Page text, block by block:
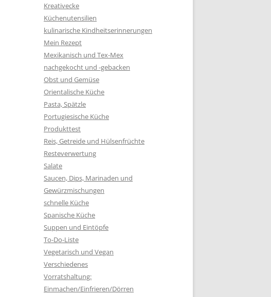
Kreativecke
Küchenutensilien
kulinarische Kindheitserinnerungen
Mein Rezept
Mexikanisch und Tex-Mex
nachgekocht und -gebacken
Obst und Gemüse
Orientalische Küche
Pasta, Spätzle
Portugiesische Küche
Produkttest
Reis, Getreide und Hülsenfrüchte
Resteverwertung
Salate
Saucen, Dips, Marinaden und
Gewürzmischungen
schnelle Küche
Spanische Küche
Suppen und Eintöpfe
To-Do-Liste
Vegetarisch und Vegan
Verschiedenes
Vorratshaltung:
Einmachen/Einfrieren/Dörren